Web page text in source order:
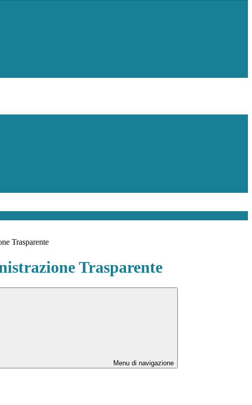
Trasparente
Trasparente
Menu di navigazione